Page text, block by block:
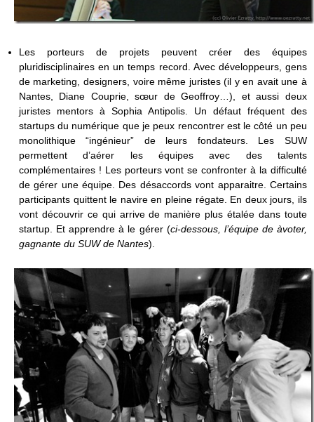
Les porteurs de projets peuvent créer des équipes
pluridisciplinaires en un temps record. Avec développeurs, gens
de marketing, designers, voire même juristes (il y en avait une à
Nantes, Diane Couprie, sœur de Geoffroy…), et aussi deux
juristes mentors à Sophia Antipolis. Un défaut fréquent des
startups du numérique que je peux rencontrer est le côté un peu
monolithique “ingénieur” de leurs fondateurs. Les SUW
permettent d’aérer les équipes avec des talents
complémentaires ! Les porteurs vont se confronter à la difficulté
de gérer une équipe. Des désaccords vont apparaitre. Certains
participants quittent le navire en pleine régate. En deux jours, ils
vont découvrir ce qui arrive de manière plus étalée dans toute
startup. Et apprendre à le gérer (ci-dessous, l’équipe de àvoter,
gagnante du SUW de Nantes).